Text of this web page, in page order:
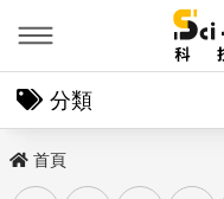
分類
首頁